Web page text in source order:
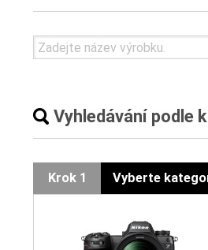
Vyhledávání podle
Krok 1 Vyberte